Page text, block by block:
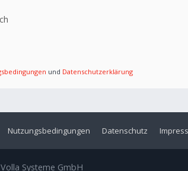
und Datenschutzerklärung
Datenschutz
Nutzungsbedingungen
Volla Systeme GmbH